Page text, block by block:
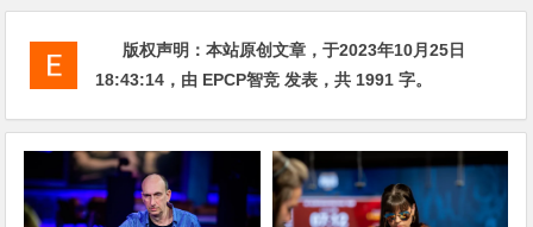
版权声明：本站原创文章，于2023年10月25日
18:43:14 ，由 EPCP智竞 发表，共 1991 字。